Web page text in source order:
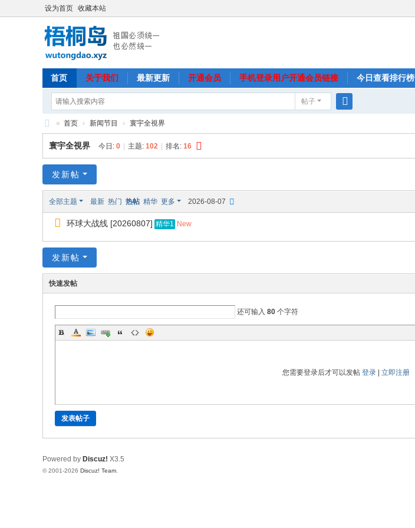
设为首页 收藏本站
首页 关于我们 最新更新 开通会员 手机登录用户开通会员链接 今日查看排行榜
帖子
索
梧
桐
» 首页 › 新闻节目 › 寰宇全視界
寰宇全視界 今日: 0 主题: 102 排名: 16
发新帖
全部主题 最新 热门 热帖 精华 更多 2026-08-07
环球大战线 [20260807] 精华1 New
发新帖
快速发帖
还可输入 80 个字符
您需要登录后才可以发帖 登录 立即注册
发表帖子
Powered by Discuz! X3.5
© 2001-2026 Discuz! Team